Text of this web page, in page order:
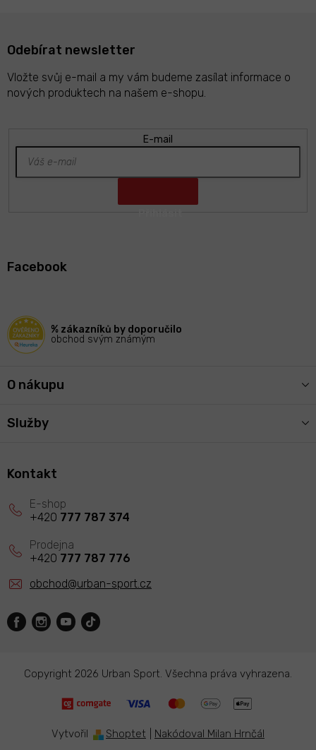
Odebírat newsletter
Vložte svůj e-mail a my vám budeme zasílat informace o
nových produktech na našem e-shopu.
E-mail
Facebook
% zákazníků by doporučilo
obchod svým známým
O nákupu
Služby
Kontakt
obchod@urban-sport.cz
+420 777 787 374
+420 777 787 776
Vytvořil Shoptet Nakódoval Milan Hrnčál
Copyright 2026 Urban Sport. Všechna práva vyhrazena.